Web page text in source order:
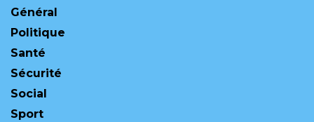
Général
Politique
Santé
Sécurité
Social
Sport